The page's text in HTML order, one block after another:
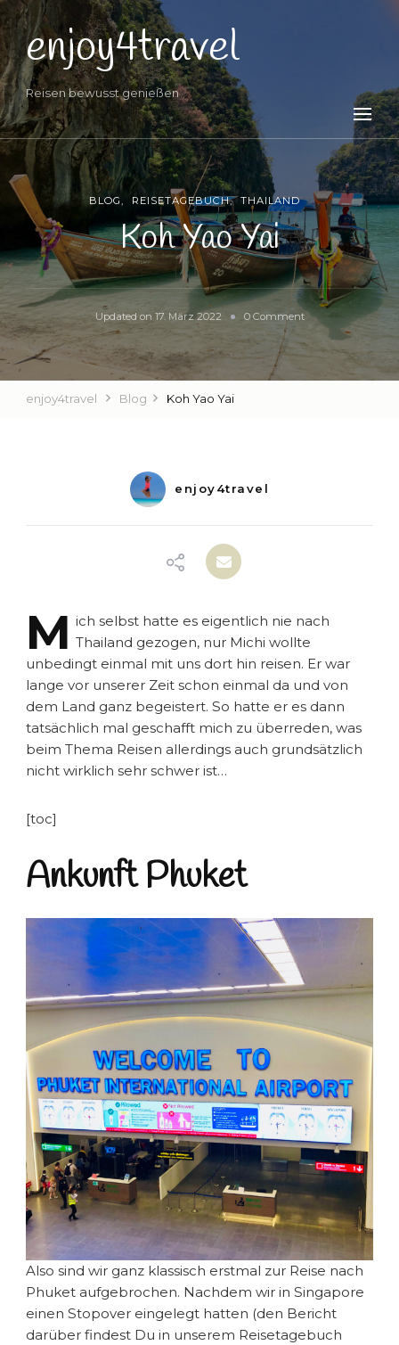
enjoy4travel
Reisen bewusst genießen
BLOG REISETAGEBUCH THAILAND
Koh Yao Yai
Updated on 17. März 2022 0 Commenton
Yao
enjoy4travel Blog Koh Yao Yai
enjoy4travel
M ich selbst hatte es eigentlich nie nach
Thailand gezogen, nur Michi wollte
unbedingt einmal mit uns dort hin reisen. Er war
lange vor unserer Zeit schon einmal da und von
dem Land ganz begeistert. So hatte er es dann
tatsächlich mal geschafft mich zu überreden, was
beim Thema Reisen allerdings auch grundsätzlich
nicht wirklich sehr schwer ist…
[toc]
Ankunft Phuket
Also sind wir ganz klassisch erstmal zur Reise nach
Phuket aufgebrochen. Nachdem wir in Singapore
einen Stopover eingelegt hatten (den Bericht
darüber findest Du in unserem Reisetagebuch